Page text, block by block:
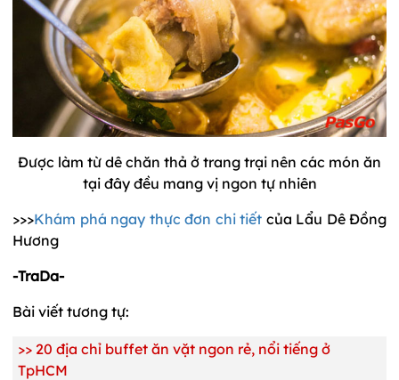
Được làm từ dê chăn thả ở trang trại nên các món ăn
tại đây đều mang vị ngon tự nhiên
>>>Khám phá ngay thực đơn chi tiết của Lẩu Dê Đồng
Hương
-TraDa-
Bài viết tương tự:
>> 20 địa chỉ buffet ăn vặt ngon rẻ, nổi tiếng ở
TpHCM